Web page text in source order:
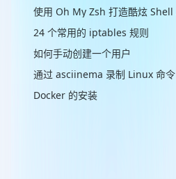
24 个常用的 iptables 规则
如何手动创建一个用户
通过 asciinema 录制 Linux 命令
Docker 的安装